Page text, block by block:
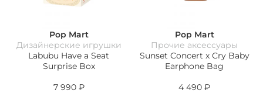
Pop Mart
Дизайнерские игрушки
Labubu Have a Seat
Surprise Box
7 990 ₽
Pop Mart
Прочие аксессуары
Sunset Concert x Cry Baby
Earphone Bag
4 490 ₽